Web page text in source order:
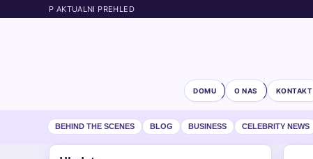
P AKTUALNI PREHLED
DOMU O NAS KONTAKT
BEHIND THE SCENES BLOG BUSINESS CELEBRITY NEWS